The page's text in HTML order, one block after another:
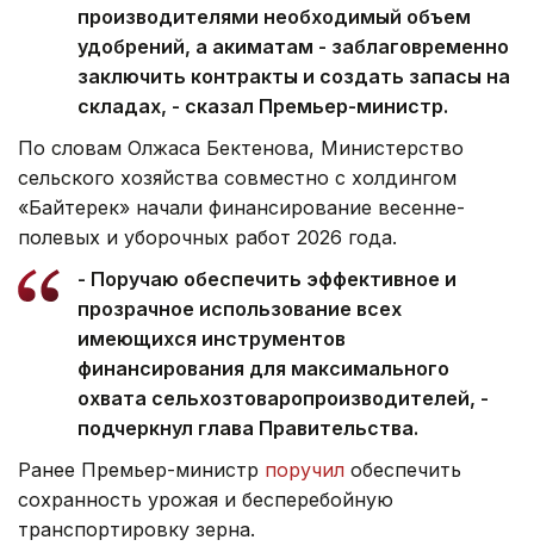
производителями необходимый объем
удобрений, а акиматам - заблаговременно
заключить контракты и создать запасы на
складах, - сказал Премьер-министр.
По словам Олжаса Бектенова, Министерство
сельского хозяйства совместно с холдингом
«Байтерек» начали финансирование весенне-
полевых и уборочных работ 2026 года.
- Поручаю обеспечить эффективное и
прозрачное использование всех
имеющихся инструментов
финансирования для максимального
охвата сельхозтоваропроизводителей, -
подчеркнул глава Правительства.
Ранее Премьер-министр поручил обеспечить
сохранность урожая и бесперебойную
транспортировку зерна.